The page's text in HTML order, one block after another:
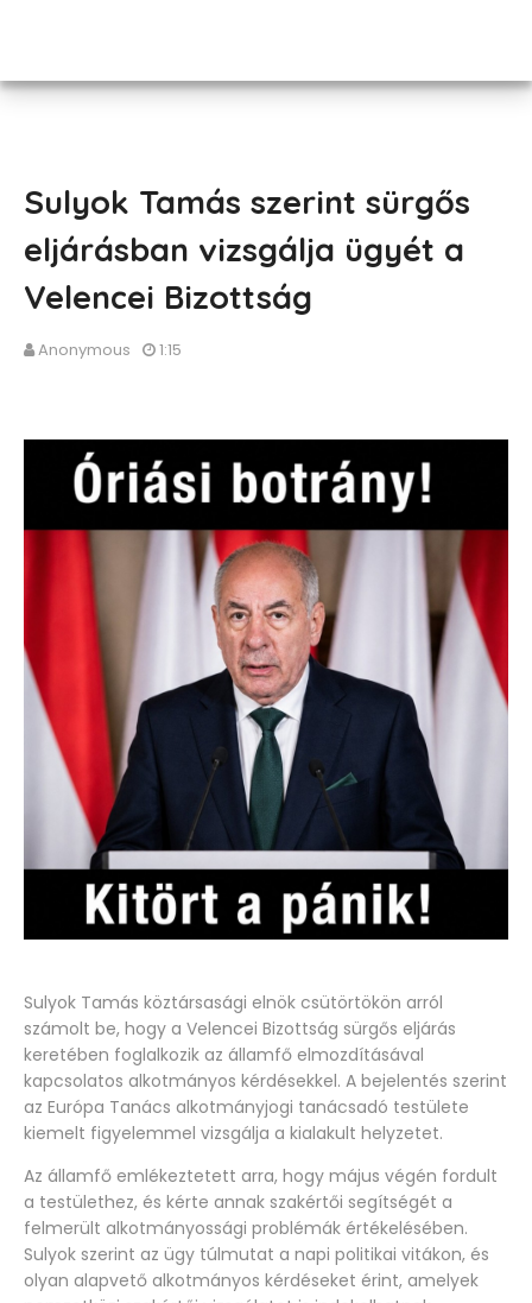
Sulyok Tamás szerint sürgős
eljárásban vizsgálja ügyét a
Velencei Bizottság
Anonymous 1:15
Sulyok Tamás köztársasági elnök csütörtökön arról
számolt be, hogy a Velencei Bizottság sürgős eljárás
keretében foglalkozik az államfő elmozdításával
kapcsolatos alkotmányos kérdésekkel. A bejelentés szerint
az Európa Tanács alkotmányjogi tanácsadó testülete
kiemelt figyelemmel vizsgálja a kialakult helyzetet.
Az államfő emlékeztetett arra, hogy május végén fordult
a testülethez, és kérte annak szakértői segítségét a
felmerült alkotmányossági problémák értékelésében.
Sulyok szerint az ügy túlmutat a napi politikai vitákon, és
olyan alapvető alkotmányos kérdéseket érint, amelyek